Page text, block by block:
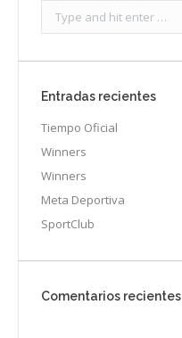
Entradas recientes
Tiempo Oficial
Winners
Winners
Meta Deportiva
SportClub
Comentarios recientes